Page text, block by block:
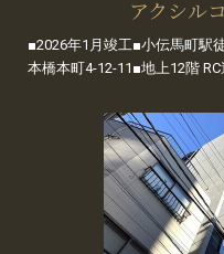
アクシル
■2026年1月竣工■小伝馬町駅
本橋本町4-12-11■地上12階 RC